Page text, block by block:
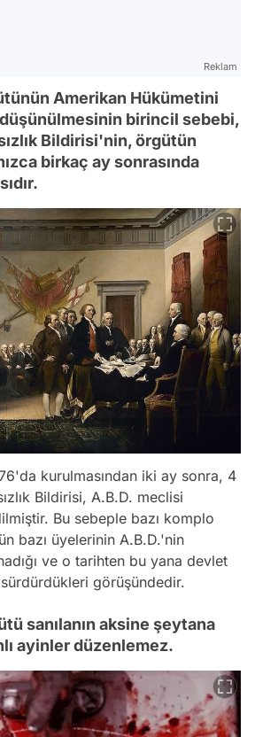
Reklam
Amerikan Hükümetini
birincil sebebi,
Bildirisi'nin, örgütün
birkaç ay sonrasında
kurulmasından iki ay sonra, 4
Bildirisi, A.B.D. meclisi
Bu sebeple bazı komplo
bazı üyelerinin A.B.D.'nin
ve o tarihten bu yana devlet
sürdürdükleri görüşündedir.
sanılanın aksine şeytana
ayinler düzenlemez.